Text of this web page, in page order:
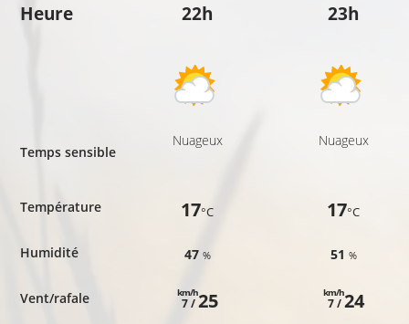
Heure
Temps sensible
Température
Humidité
Vent/rafale
22h
Nuageux
17°C
47 %
7 /
km/h25
23h
Nuageux
17°C
51 %
7 /
km/h24